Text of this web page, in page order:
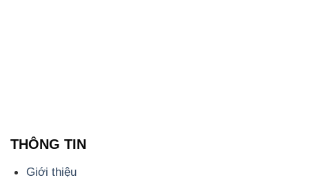
THÔNG TIN
Giới thiệu